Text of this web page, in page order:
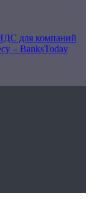
для компаний
– BanksToday